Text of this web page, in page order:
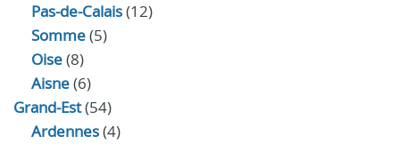
Pas-de-Calais(12)
Somme(5)
Oise(8)
Aisne(6)
Grand-Est(54)
Ardennes(4)